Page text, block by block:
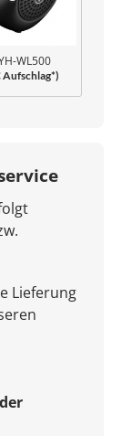
WL500
Kopfhörer
Aufschlag*)
Lieferung